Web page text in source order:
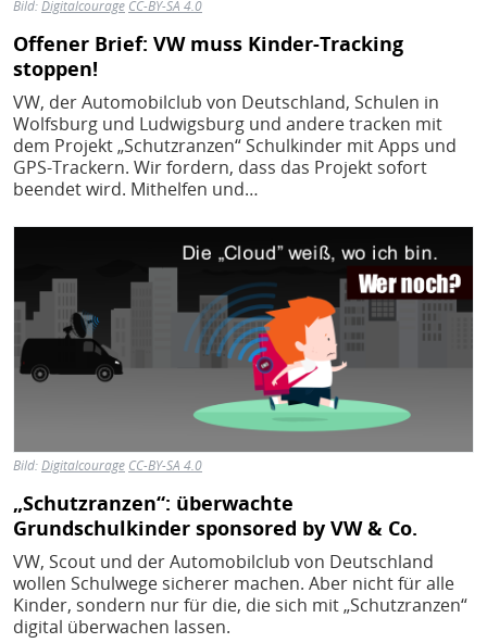
Bild:Digitalcourage CC-BY-SA 4.0
Offener Brief: VW muss Kinder-Tracking
stoppen!
VW, der Automobilclub von Deutschland, Schulen in
Wolfsburg und Ludwigsburg und andere tracken mit
dem Projekt „Schutzranzen“ Schulkinder mit Apps und
GPS-Trackern. Wir fordern, dass das Projekt sofort
beendet wird. Mithelfen und…
Bild
Bild:Digitalcourage CC-BY-SA 4.0
„Schutzranzen“: überwachte
Grundschulkinder sponsored by VW & Co.
VW, Scout und der Automobilclub von Deutschland
wollen Schulwege sicherer machen. Aber nicht für alle
Kinder, sondern nur für die, die sich mit „Schutzranzen“
digital überwachen lassen.